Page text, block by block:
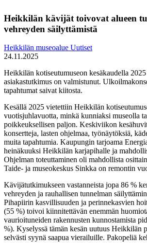
Heikkilän kävijät toivovat alueen
vehreyden säilyttämistä
Heikkilän museoalue Uutiset
24.11.2025
Heikkilän kotiseutumuseon kesäkaudella
asiakastutkimus on valmistunut.
tapahtumat saivat kiitosta.
Kesällä 2025 vietettiin Heikkilän
vuotisjuhlavuotta, minkä kunniaksi museolla
poikkeuksellisen paljon. Keskiviikon
konsertteja, lasten ohjelmaa, työnäytöksiä,
muita tapahtumia. Kaupungin tarjoama
heinäkuuksi Heikkilän karjapihalle ja
Ohjelman toteuttaminen oli mahdollista
Taide- ja museokeskus Sinkka on remontin
Kävijätutkimukseen vastanneista jopa 86 %
vehreyden ja rauhallisen tunnelman
Pihapiirin kasvillisuuden ja perinnekasvien
(55 %) toivoi kiinnitettävän enemmän
vaurioituneiden rakennusten kunnostamista
%). Kyselyssä tämän kesän uutuus Heikkilän
selvästi syynä saapua vierailuille. Pakopeliä